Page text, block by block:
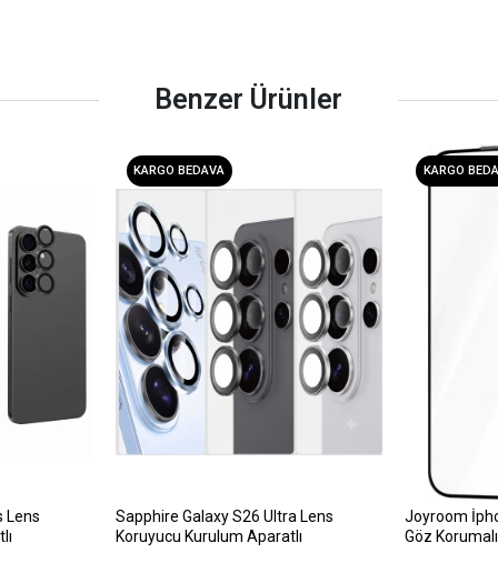
Benzer Ürünler
Lens
KARGO BEDAVA
Sapphire Galaxy S26 Ultra Lens
Koruyucu Kurulum Aparatlı
KARGO
Joyroom
Göz